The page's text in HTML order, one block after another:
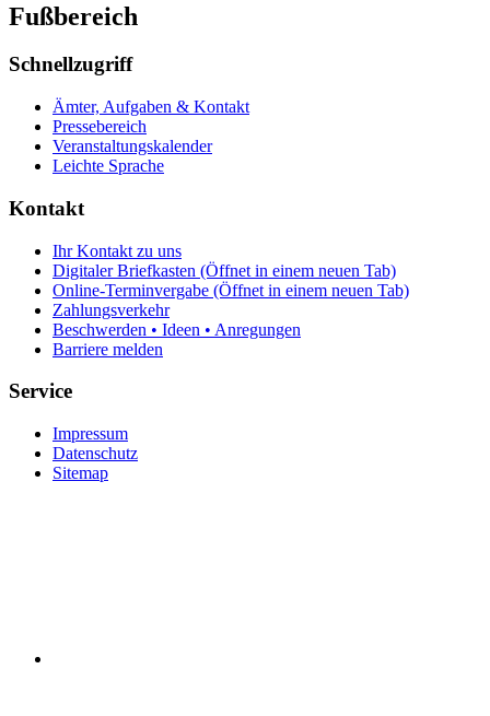
Fußbereich
Schnellzugriff
Ämter, Aufgaben & Kontakt
Pressebereich
Veranstaltungskalender
Leichte Sprache
Kontakt
Ihr Kontakt zu uns
Digitaler Briefkasten (Öffnet in einem neuen Tab)
Online-Terminvergabe (Öffnet in einem neuen Tab)
Zahlungsverkehr
Beschwerden • Ideen • Anregungen
Barriere melden
Service
Impressum
Datenschutz
Sitemap